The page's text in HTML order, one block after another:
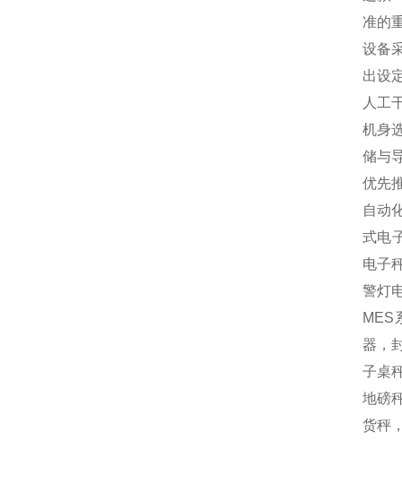
准的
设备
出设
人工
机身
储与
优先
自动
式电
电子
警灯
MES
器，
子桌
地磅
货秤